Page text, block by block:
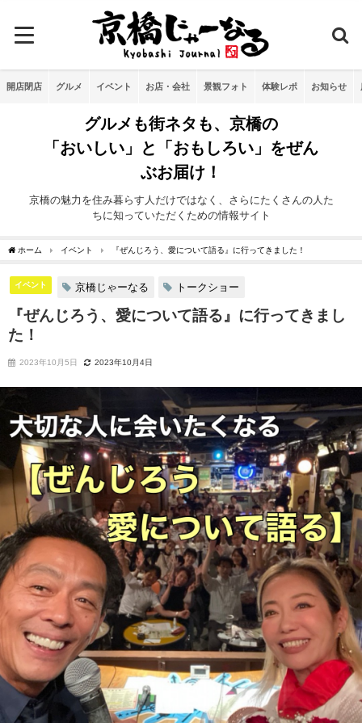
開店閉店 グルメ イベント お店・会社 景観フォト 体験レポ お知らせ
グルメも街ネタも、京橋の
「おいしい」と「おもしろい」をぜん
ぶお届け！
京橋の魅力を住み暮らす人だけではなく、さらにたくさんの人た
ちに知っていただくための情報サイト
ホーム イベント 『ぜんじろう、愛について語る』に行ってきました！
イベント 京橋じゃーなる トークショー
『ぜんじろう、愛について語る』に行ってきまし
た！
2023年10月5日 2023年10月4日